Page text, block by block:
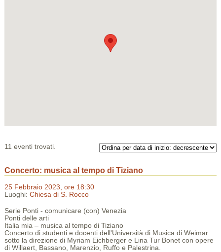
11 eventi trovati.
Concerto: musica al tempo di Tiziano
25 Febbraio 2023, ore 18:30
Luoghi: Chiesa di S. Rocco
Serie Ponti - comunicare (con) Venezia
Ponti delle arti
Italia mia – musica al tempo di Tiziano
Concerto di studenti e docenti dell'Università di Musica di Weimar
sotto la direzione di Myriam Eichberger e Lina Tur Bonet con opere
di Willaert, Bassano, Marenzio, Ruffo e Palestrina.